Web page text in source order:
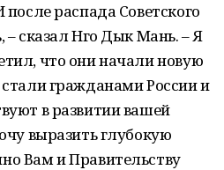
распада Советского
– сказал Нго Дык Мань. – Я
что они начали новую
гражданами России и
в развитии вашей
выразить глубокую
Вам и Правительству